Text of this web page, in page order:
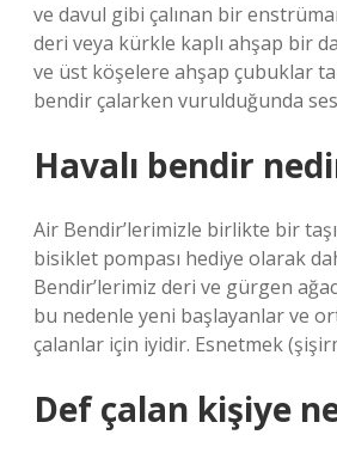
ve davul gibi çalınan bir
deri veya kürkle kaplı ahşap bir
ve üst köşelere ahşap çubuklar
bendir çalarken vurulduğunda ses
Havalı bendir
Air Bendir’lerimizle birlikte bir
bisiklet pompası hediye olarak
Bendir’lerimiz deri ve gürgen
bu nedenle yeni başlayanlar ve
çalanlar için iyidir. Esnetmek
Def çalan kişiye